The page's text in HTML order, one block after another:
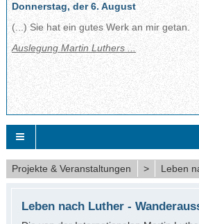
Donnerstag, der 6. August
(...) Sie hat ein gutes Werk an mir getan.
Auslegung Martin Luthers ...
Projekte & Veranstaltungen > Leben
Leben nach Luther -